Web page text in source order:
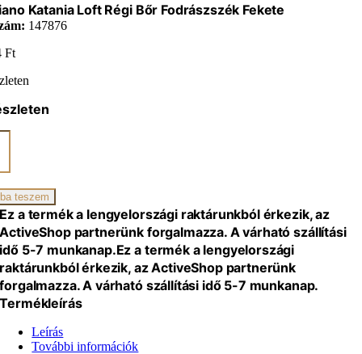
Katania Loft Régi Bőr Fodrászszék Fekete
147876
Ft
teszem
Ez a termék a lengyelországi raktárunkból érkezik, az
ActiveShop partnerünk forgalmazza. A várható szállítási
idő 5-7 munkanap.Ez a termék a lengyelországi
raktárunkból érkezik, az ActiveShop partnerünk
forgalmazza. A várható szállítási idő 5-7 munkanap.
Termékleírás
Leírás
További információk